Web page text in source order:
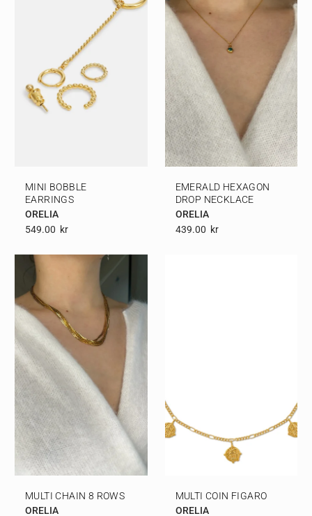
MINI BOBBLE
EARRINGS
ORELIA
549.00 Kr
EMERALD HEXAGON
DROP NECKLACE
ORELIA
439.00 Kr
MULTI CHAIN 8 ROWS
ORELIA
MULTI COIN FIGARO
ORELIA